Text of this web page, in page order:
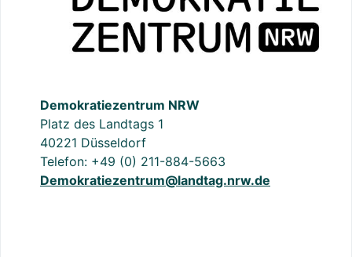
Demokratiezentrum NRW
Platz des Landtags 1
40221 Düsseldorf
Telefon: +49 (0) 211-884-5663
Demokratiezentrum@landtag.nrw.de